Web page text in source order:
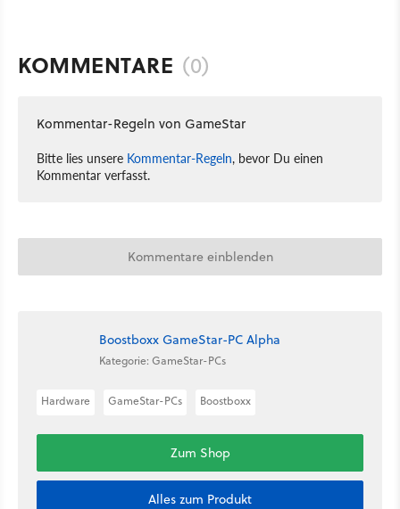
KOMMENTARE (0)
Kommentar-Regeln von GameStar
Bitte lies unsere Kommentar-Regeln, bevor Du einen
Kommentar verfasst.
Kommentare einblenden
Boostboxx GameStar-PC Alpha
Kategorie: GameStar-PCs
Hardware GameStar-PCs Boostboxx
Zum Shop
Alles zum Produkt